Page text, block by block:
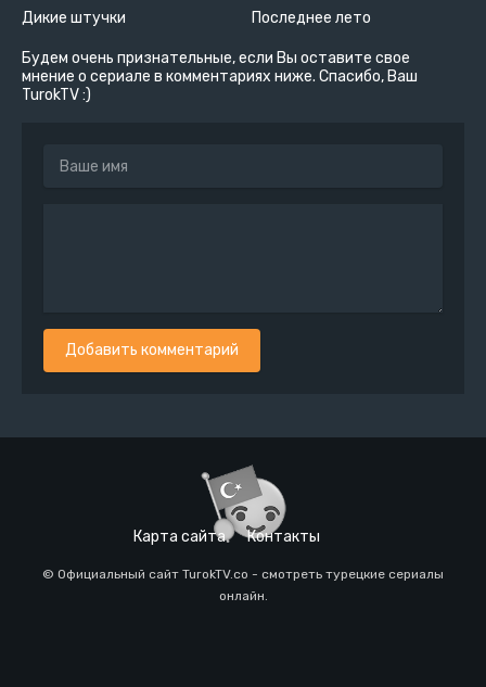
Дикие штучки Последнее лето
Будем очень признательные, если Вы оставите свое
мнение о сериале в комментариях ниже. Спасибо, Ваш
TurokTV :)
Добавить комментарий
Карта сайта Контакты
© Официальный сайт TurokTV.co - смотреть турецкие сериалы
онлайн.